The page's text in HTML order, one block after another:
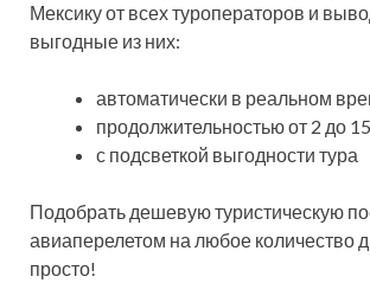
Мексику от всех туроператоров и
выгодные из них:
автоматически в реальном
продолжительностью от 2 до
с подсветкой выгодности тура
Подобрать дешевую туристическую
авиаперелетом на любое количество
просто!